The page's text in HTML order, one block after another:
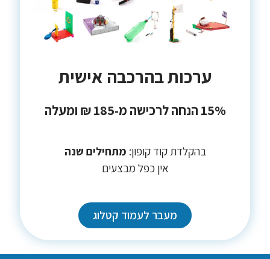
ערכות בהרכבה אישית
15% הנחה לרכישה מ-185 ₪ ומעלה
בהקלדת קוד קופון: מתחילים שנה
אין כפל מבצעים
מעבר לעמוד קטלוג